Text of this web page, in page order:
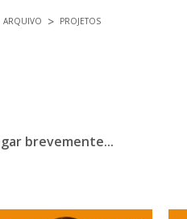
ARQUIVO PROJETOS
brevemente...